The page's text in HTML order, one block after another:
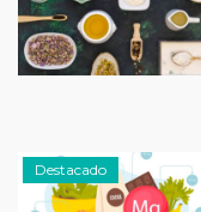
Destacado